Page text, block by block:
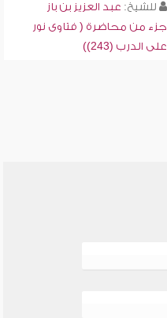
للشيخ: عبد العزيز بن باز
جزء من محاضرة ( فتاوى نور
على الدرب (243))